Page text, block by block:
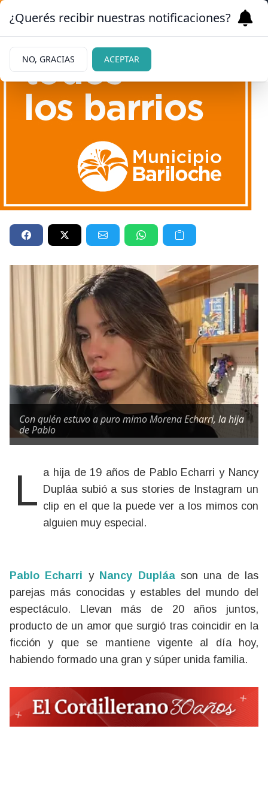
Con quién estuvo a puro
mimo Morena Echarri, la hija
de Pablo
Con quién estuvo a puro mimo Morena Echarri, la hija
de Pablo
La hija de 19 años de Pablo Echarri y Nancy Dupláa subió a sus stories de Instagram un
clip en el que la puede ver a los mimos con
alguien muy especial.
Pablo Echarri y Nancy Dupláa son una de las
parejas más conocidas y estables del mundo del
espectáculo. Llevan más de 20 años juntos,
producto de un amor que surgió tras coincidir en la
ficción y que se mantiene vigente al día hoy,
habiendo formado una gran y súper unida familia.
¿Querés recibir nuestras notificaciones?
NO, GRACIAS ACEPTAR